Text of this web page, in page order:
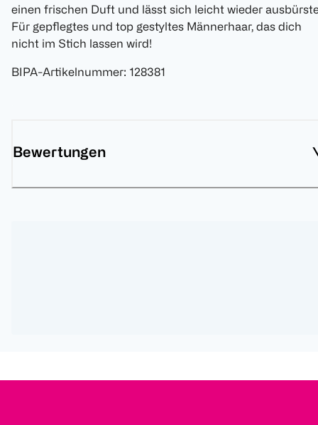
einen frischen Duft und lässt sich leicht wieder
Für gepflegtes und top gestyltes Männerhaar, das dich
nicht im Stich lassen wird!
BIPA-Artikelnummer: 128381
Bewertungen